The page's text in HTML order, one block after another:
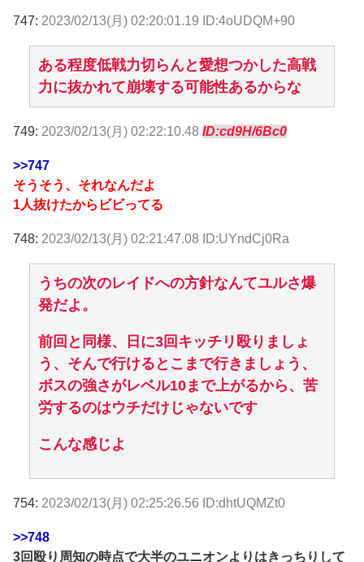
747: 2023/02/13(月) 02:20:01.19 ID:4oUDQM+90
ある程度低戦力切らんと愛想つかした高戦
力に抜かれて崩壊する可能性あるからな
749: 2023/02/13(月) 02:22:10.48 ID:cd9H/6Bc0
>>747
そうそう、それなんだよ
1人抜けたからビビってる
748: 2023/02/13(月) 02:21:47.08 ID:UYndCj0Ra
うちの次のレイドへの方針なんてユルさ爆
発だよ。
前回と同様、日に3回キッチリ殴りましょ
う、そんで行けるとこまで行きましょう、
ボスの強さがレベル10まで上がるから、苦
労するのはウチだけじゃないです
こんな感じよ
754: 2023/02/13(月) 02:25:26.56 ID:dhtUQMZt0
>>748
3回殴り周知の時点で大半のユニオンよりはきっちりして